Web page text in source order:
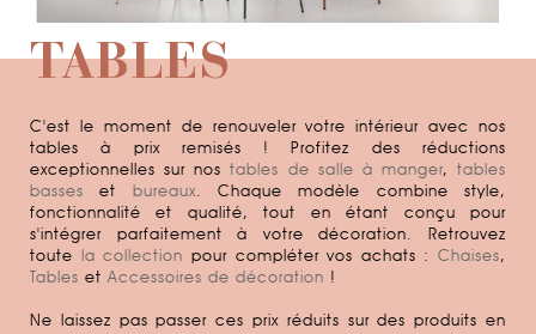
TABLES
C'est le moment de renouveler votre intérieur avec nos
tables à prix remisés ! Profitez desréductions
exceptionnelles sur nostables de salle à manger, tables
basses et bureaux. Chaque modèle combine style,
fonctionnalité et qualité, tout en étant conçu pour
s'intégrer parfaitement à votre décoration. Retrouvez
toute la collection pour compléter vos achats : Chaises,
Tables et Accessoires de décoration !
Ne laissez pas passer ces prix réduits sur des produits en